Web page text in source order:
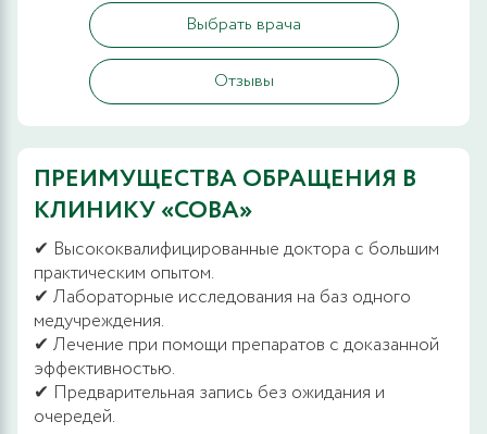
Выбрать врача
Отзывы
ПРЕИМУЩЕСТВА ОБРАЩЕНИЯ В
КЛИНИКУ «СОВА»
✔ Высококвалифицированные доктора с большим
практическим опытом.
✔ Лабораторные исследования на баз одного
медучреждения.
✔ Лечение при помощи препаратов с доказанной
эффективностью.
✔ Предварительная запись без ожидания и
очередей.